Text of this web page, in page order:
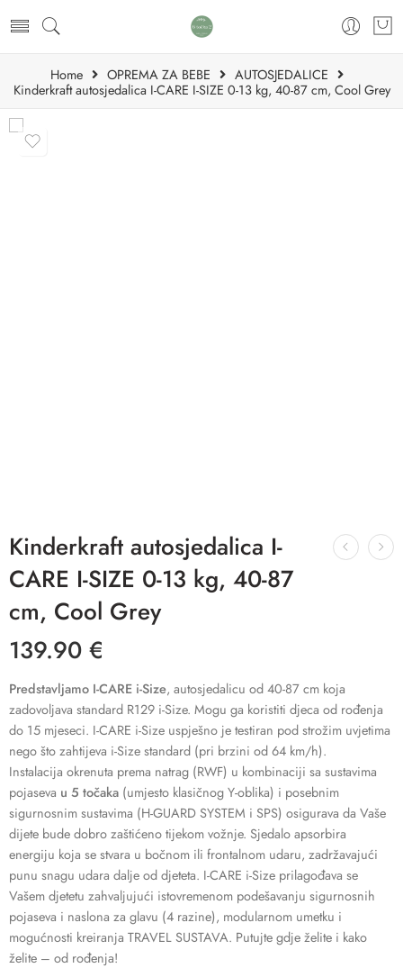
Home OPREMA ZA BEBE
AUTOSJEDALICE
Kinderkraft autosjedalica I-CARE I-SIZE 0-13 kg, 40-87 cm, Cool Grey
Kinderkraft autosjedalica I-
CARE I-SIZE 0-13 kg, 40-87
cm, Cool Grey
139.90 €
Predstavljamo I-CARE i-Size, autosjedalicu od 40-87 cm koja
zadovoljava standard R129 i-Size. Mogu ga koristiti djeca od rođenja
do 15 mjeseci. I-CARE i-Size uspješno je testiran pod strožim uvjetima
nego što zahtijeva i-Size standard (pri brzini od 64 km/h).
Instalacija okrenuta prema natrag (RWF) u kombinaciji sa sustavima
pojaseva u 5 točaka (umjesto klasičnog Y-oblika) i posebnim
sigurnosnim sustavima (H-GUARD SYSTEM i SPS) osigurava da Vaše
dijete bude dobro zaštićeno tijekom vožnje. Sjedalo apsorbira
energiju koja se stvara u bočnom ili frontalnom udaru, zadržavajući
punu snagu udara dalje od djeteta. I-CARE i-Size prilagođava se
Vašem djetetu zahvaljujući istovremenom podešavanju sigurnosnih
pojaseva i naslona za glavu (4 razine), modularnom umetku i
mogućnosti kreiranja TRAVEL SUSTAVA. Putujte gdje želite i kako
želite – od rođenja!